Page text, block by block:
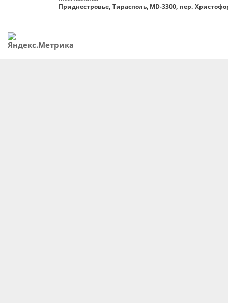
Приднестровье, Тирасполь, MD-3300, пер.